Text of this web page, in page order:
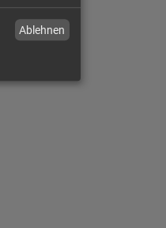
Ablehnen